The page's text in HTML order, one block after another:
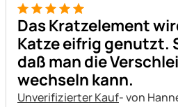
5 von 5
Das Kratzelement
Katze eifrig genutzt.
daß man die
wechseln kann.
Unverifizierter Kauf- von